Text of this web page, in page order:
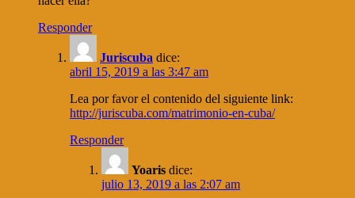
Responder
Juriscuba dice:
abril 15, 2019 a las 3:47 am
Lea por favor el contenido del siguiente link:
http://juriscuba.com/matrimonio-en-cuba/
Responder
Yoaris dice:
julio 13, 2019 a las 2:07 am